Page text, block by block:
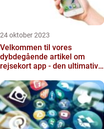
24 oktober 2023
Velkommen til vores
dybdegående artikel om
rejsekort app - den ultimative